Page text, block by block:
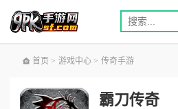
首页 > 游戏中心 > 传奇手游
霸刀传奇